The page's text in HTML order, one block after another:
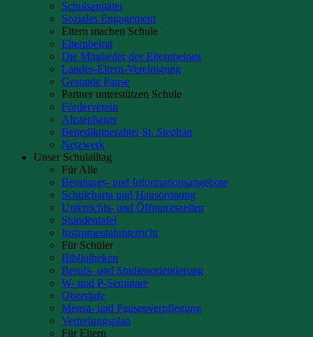
Schulsanitäter
Soziales Engagement
Eltern machen Schule
Elternbeirat
Die Mitglieder des Elternbeirats
Landes-Eltern-Vereinigung
Gesunde Pause
Partner unterstützen Schule
Förderverein
Altstephaner
Benediktinerabtei St. Stephan
Netzwerk
Unser Schulalltag
Für Alle
Beratungs- und Informationsangebote
Schulcharta und Hausordnung
Unterrichts- und Öffnungszeiten
Stundentafel
Instrumentalunterricht
Für Schüler
Bibliotheken
Berufs- und Studienorientierung
W- und P-Seminare
Oberstufe
Mensa- und Pausenverpflegung
Vertretungsplan
Für Eltern